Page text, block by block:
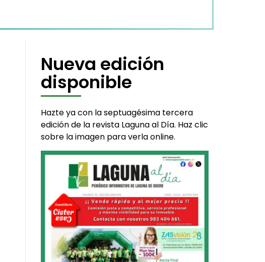
Nueva edición
disponible
Hazte ya con la septuagésima tercera
edición de la revista Laguna al Día. Haz clic
sobre la imagen para verla online.